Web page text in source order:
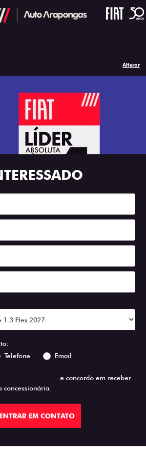
Alterar
Telefone Email
e concordo em receber
concessionária.
ENTRAR EM CONTATO